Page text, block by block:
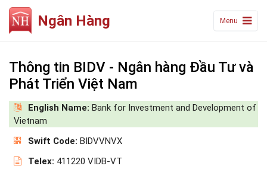
Ngân Hàng Menu
Thông tin BIDV - Ngân hàng Đầu Tư và
Phát Triển Việt Nam
English Name: Bank for Investment and Development of
Vietnam
Swift Code: BIDVVNVX
Telex: 411220 VIDB-VT